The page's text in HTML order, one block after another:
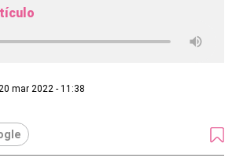
mar 2022 - 11:38